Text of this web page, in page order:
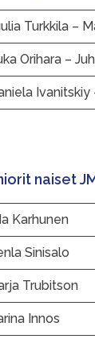
Turkkila –
Orihara –
naiset
Karhunen
Sinisalo
Trubitson
Innos